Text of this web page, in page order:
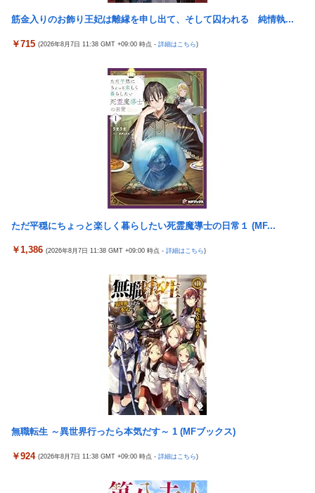
ライチェーン変更で対抗した結果……
福岡県議会「海外旅行じゃない、海外活動だ！」→視察費2.65億
【画像】かつて天下を獲っていたYouTuberの現在ｗｗｗｗ
【悲報】コレコレ、月収1億円ｗｗｗそりゃ外出るのにボディガ
【悲報】福岡の電車、完全にやらかす。構内アナウンスでド下ネ
タを連発するｗｗｗｗｗ
【悲報】有名漫画家、がんを公表「大腸癌になってしまいまし
た。肝臓に転移も見られてステージ4です」
【速報】とある魔術の禁書目録、最新刊でヒロイン戦争決着
wwwwwwwwwwwww
よ????」
【悲報】 ピカチュウが大量に半額
海外「全部日本の真似だったのか…」 日本の普通のテレビ番組が
最新SNSの数十年先を行っていたと話題に
羽田ニアミス搭乗の中国人「補償も見舞いもない」中国ネット
【画像】お前らこの超美人容疑者が、整形か否か判定して！！→
画像がこちらw w w w w w w w w w
パチンコ配信者さん、ミスでSEEDをパンクさせてしまう…
投資家ワイ、スマホポチッとするだけで大金を稼いでしまう
ロッテ毛利海大、vs西武0.92 vsその他7.41
こいてラブコメ書いて恥ずかしくないの？」
【画像】ジェフ・ベゾスさん（資産約43兆7700億円）の嫁がコチ
ラｗｗｗｗｗ
パチンコ配信者さん、ミスでSEEDをパンクさせてしまう…
投資家ワイ、スマホポチッとするだけで大金を稼いでしまう
積水ハウス「地面師に55億円騙し取られた…」ワイ「はえーかわ
いそう…会社滅茶苦茶やろなぁ」
【ビスティ打法】ガチで疑問なんだけどオカルト信者って台を休
ませなかったら爆連したっていう思考にはならないの？
メトロイドプライム4 新品が2999円に…
韓国が独島を不法占拠？…日本の高校新教科書、また強引な主張
＝韓国の反応
「日本放送協会です」と名乗る男にドアを開けたら地獄…テレビ
もないのに居座り脅迫してきたNHK集金人を警察に通報して黙ら
せた←警察官の神対応に感謝しかない
参政党・神谷代表、高市政権の食料品減税を「天下の愚策」と一
【画像】 JKさん、日本最大級の”水かけ祭り”フェスでおっ〇ぱ
い丸見え！大量ぶっかけハプニングｗｗｗ
海外「新キャラもヤバいｗ」ヤニねこ第6話の海外反応
【画像】 『バニーガーデン』のフィギュア、マン肉が見えてしま
お足の状態の方を心配されてしまう
筋金入りのお飾り王妃は離縁を申し出て、そして囚われる 純情執...
￥715 (2026年8月7日 11:38 GMT +09:00 時点 - 詳細はこちら)
ただ平穏にちょっと楽しく暮らしたい死霊魔導士の日常１ (MF...
￥1,386 (2026年8月7日 11:38 GMT +09:00 時点 - 詳細はこちら)
無職転生 ～異世界行ったら本気だす～ 1 (MFブックス)
￥924 (2026年8月7日 11:38 GMT +09:00 時点 - 詳細はこちら)